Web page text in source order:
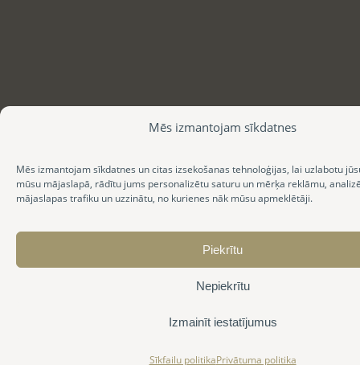
Mēs izmantojam sīkdatnes
Mēs izmantojam sīkdatnes un citas izsekošanas tehnoloģijas, lai uzlabotu
mūsu mājaslapā, rādītu jums personalizētu saturu un mērķa reklāmu,
mājaslapas trafiku un uzzinātu, no kurienes nāk mūsu apmeklētāji.
Piekrītu
Nepiekrītu
Izmainīt iestatījumus
Sīkfailu politikaPrivātuma politika